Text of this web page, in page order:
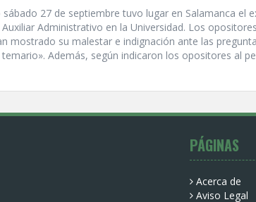
sábado 27 de septiembre tuvo lugar en Salamanca el
Auxiliar Administrativo en la Universidad. Los
mostrado su malestar e indignación ante las
temario». Además, según indicaron los opositores al
PÁGINAS
Acerca de
Aviso Legal